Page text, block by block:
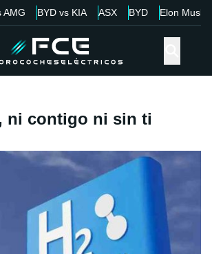
AMG BYD vs KIA ASX BYD Elon Musk
ni contigo ni sin ti